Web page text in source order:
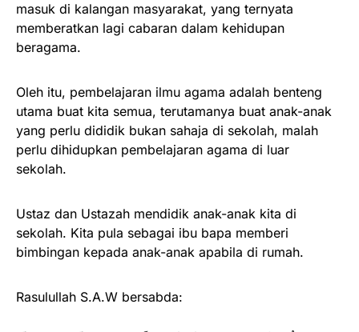
masuk di kalangan masyarakat, yang ternyata
memberatkan lagi cabaran dalam kehidupan
beragama.
Oleh itu, pembelajaran ilmu agama adalah benteng
utama buat kita semua, terutamanya buat anak-anak
yang perlu dididik bukan sahaja di sekolah, malah
perlu dihidupkan pembelajaran agama di luar
sekolah.
Ustaz dan Ustazah mendidik anak-anak kita di
sekolah. Kita pula sebagai ibu bapa memberi
bimbingan kepada anak-anak apabila di rumah.
Rasulullah S.A.W bersabda: